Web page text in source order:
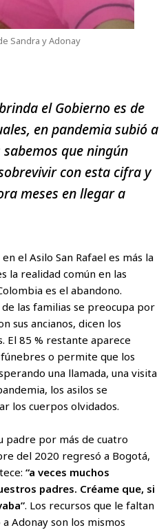
Sandra y Adonay
el Gobierno es de
en pandemia subió a
que ningún
con esta cifra y
meses en llegar a
el Asilo San Rafael es más la
la realidad común en las
es el abandono.
las familias se preocupa por
sus ancianos, dicen los
El 85 % restante aparece
o permite que los
una llamada, una visita
los asilos se
los cuerpos olvidados.
padre por más de cuatro
del 2020 regresó a Bogotá,
“a veces muchos
padres. Créame que, si
. Los recursos que le faltan
Adonay son los mismos